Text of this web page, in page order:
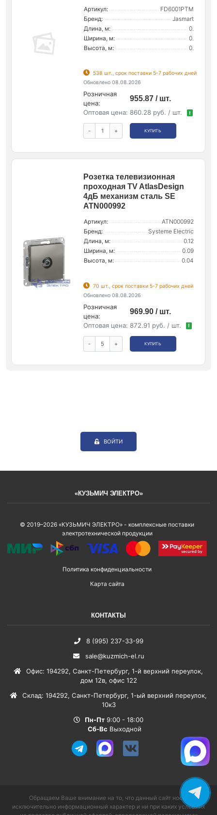
Артикул:
FD6001PTM
Бренд:
Jasmart
Длина, м:
0.
Ширина, м:
0.
Высота, м:
0.
538 шт., срок поставки 5-7 рабочих дней
Обновлено 08.08.2026
Розничная
цена:
955.87 / шт.
Оптовая цена: 860.28 руб. / шт. !
- + КУПИТЬ
Розетка телевизионная
проходная TV AtlasDesign
4дБ механизм сталь SE
ATN000992
Артикул:
ATN000992
Бренд:
Systeme Electric
Длина, м:
0.12
Ширина, м:
0.09
Высота, м:
0.04
70 шт., срок поставки 5-7 рабочих дней
Обновлено 08.08.2026
Розничная
цена:
969.90 / шт.
Оптовая цена: 872.91 руб. / шт. !
- + КУПИТЬ
ВОЙТИ
«КУЗЬМИЧ ЭЛЕКТРО»
© 2019–2026 «КУЗЬМИЧ ЭЛЕКТРО» - комплексные поставки
электротехнической продукции
Политика конфиденциальности
Карта сайта
КОНТАКТЫ
8 (995) 237-33-99
sale@kuzmich-el.ru
Офис: 194292, Санкт-Петербург, 1-й верхний переулок,
дом 12в, офис 122
Склад: 194292, Санкт-Петербург, 1-ый верхний переулок,
10к3
Пн-Пт 9:00 - 18:00
Сб-Вс Выходной
Обращаем Ваше внимание на то, что данный сайт носит
исключительно информационный характер и ни при каких условиях